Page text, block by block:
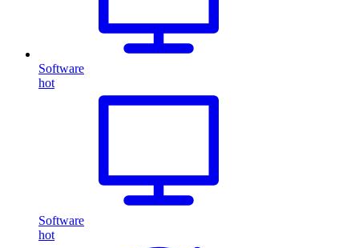
Software
hot
Software
hot